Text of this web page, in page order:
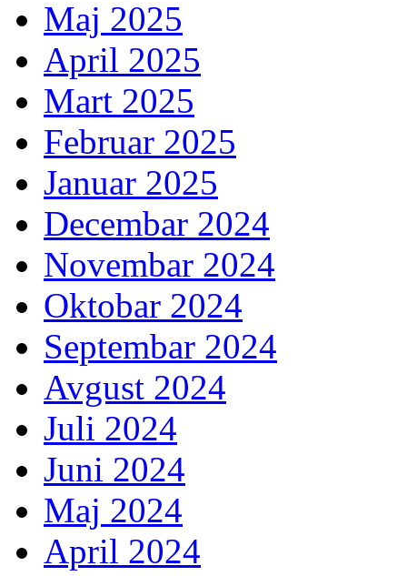
Maj 2025
April 2025
Mart 2025
Februar 2025
Januar 2025
Decembar 2024
Novembar 2024
Oktobar 2024
Septembar 2024
Avgust 2024
Juli 2024
Juni 2024
Maj 2024
April 2024